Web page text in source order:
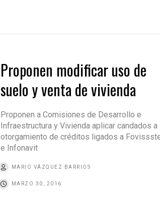
Proponen modificar uso de
suelo y venta de vivienda
Proponen a Comisiones de Desarrollo e
Infraestructura y Vivienda aplicar candados a
otorgamiento de créditos ligados a
e Infonavit
MARIO VÁZQUEZ BARRIOS
MARZO 30, 2016